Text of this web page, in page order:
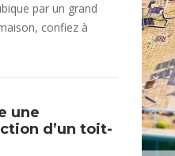
par un grand
confiez à
une
d’un toit-